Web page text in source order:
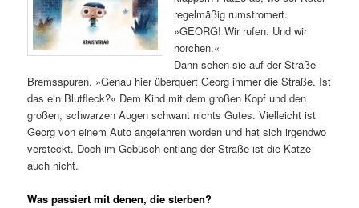
regelmäßig rumstromert.
»GEORG! Wir rufen. Und wir
horchen.«
Dann sehen sie auf der Straße
Bremsspuren. »Genau hier überquert Georg immer die Straße. Ist
das ein Blutfleck?« Dem Kind mit dem großen Kopf und den
großen, schwarzen Augen schwant nichts Gutes. Vielleicht ist
Georg von einem Auto angefahren worden und hat sich irgendwo
versteckt. Doch im Gebüsch entlang der Straße ist die Katze
auch nicht.
Was passiert mit denen, die sterben?